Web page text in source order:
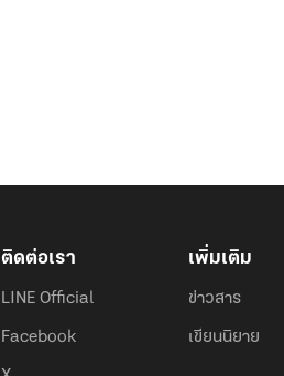
ติดต่อเรา
LINE Official
Facebook
เพิ่มเติม
ข่าวสาร
เขียนนิยาย